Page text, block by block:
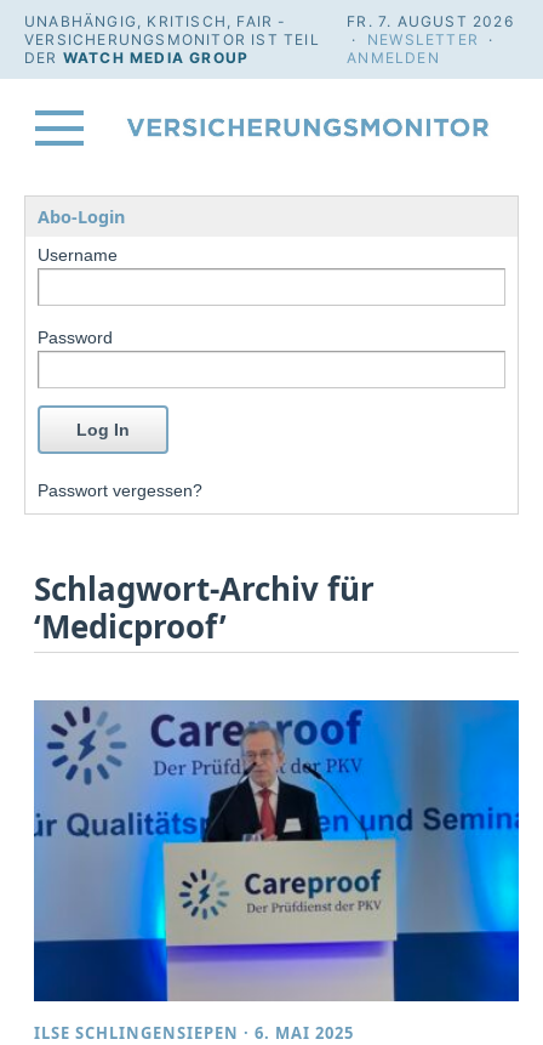
UNABHÄNGIG, KRITISCH, FAIR -
VERSICHERUNGSMONITOR IST TEIL
DER WATCH MEDIA GROUP
FR. 7. AUGUST 2026
· NEWSLETTER
·
ANMELDEN
Abo-Login
Username
Password
Passwort vergessen?
Schlagwort-Archiv für
‘Medicproof’
ILSE SCHLINGENSIEPEN ·6. MAI 2025